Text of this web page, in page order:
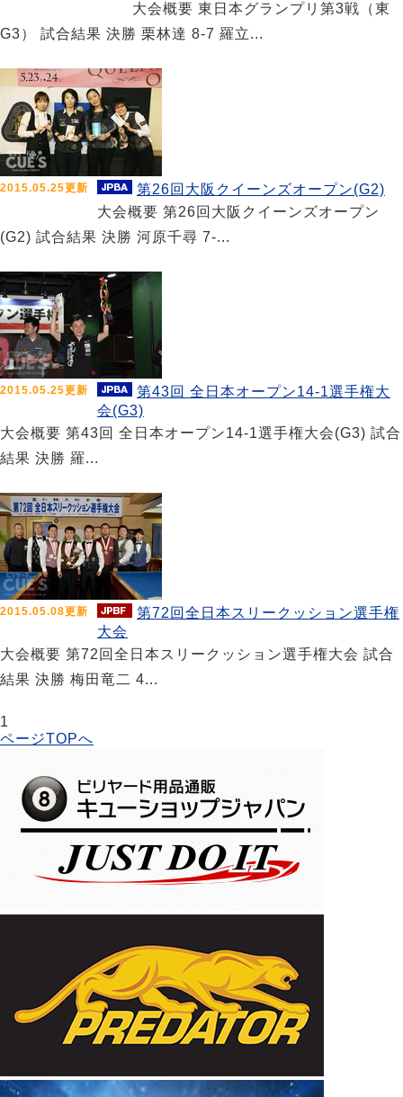
大会概要 東日本グランプリ第3戦（東
G3） 試合結果 決勝 栗林達 8-7 羅立...
2015.05.25更新
第26回大阪クイーンズオープン(G2)
大会概要 第26回大阪クイーンズオープン
(G2) 試合結果 決勝 河原千尋 7-...
2015.05.25更新
第43回 全日本オープン14-1選手権大
会(G3)
大会概要 第43回 全日本オープン14-1選手権大会(G3) 試合
結果 決勝 羅...
2015.05.08更新
第72回全日本スリークッション選手権
大会
大会概要 第72回全日本スリークッション選手権大会 試合
結果 決勝 梅田竜二 4...
1
ページTOPへ